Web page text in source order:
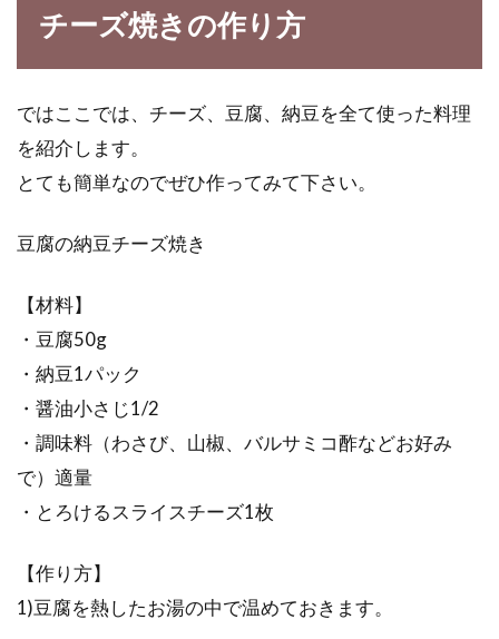
チーズ焼きの作り方
ではここでは、チーズ、豆腐、納豆を全て使った料理
を紹介します。
とても簡単なのでぜひ作ってみて下さい。
豆腐の納豆チーズ焼き
【材料】
・豆腐50g
・納豆1パック
・醤油小さじ1/2
・調味料（わさび、山椒、バルサミコ酢などお好み
で）適量
・とろけるスライスチーズ1枚
【作り方】
1)豆腐を熱したお湯の中で温めておきます。